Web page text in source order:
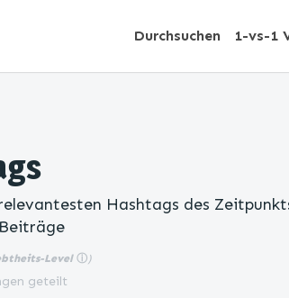
Durchsuchen 1-vs-1
Hashtags des
Level ⓘ)
geteilt